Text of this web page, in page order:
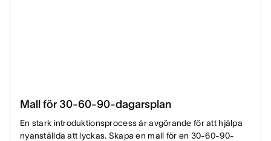
Mall för 30-60-90-dagarsplan
En stark introduktionsprocess är avgörande för att hjälpa
nyanställda att lyckas. Skapa en mall för en 30-60-90-